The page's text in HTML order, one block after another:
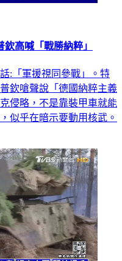
高喊「戰勝納粹」
:「軍援視同參戰」。特
欽嗆聲說「德國納粹主義
侵略，不是靠裝甲車就能
似乎在暗示要動用核武。